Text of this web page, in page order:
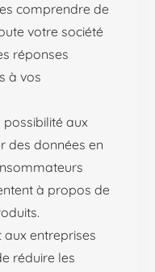
comprendre de
votre société
réponses
à vos
aux
des données en
à propos de
aux entreprises
réduire les